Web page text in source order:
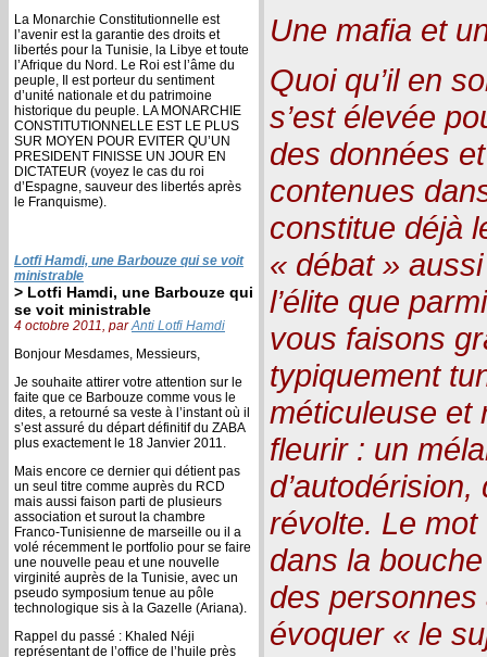
La Monarchie Constitutionnelle est
l’avenir est la garantie des droits et
libertés pour la Tunisie, la Libye et toute
l’Afrique du Nord. Le Roi est l’âme du
peuple, Il est porteur du sentiment
d’unité nationale et du patrimoine
historique du peuple. LA MONARCHIE
CONSTITUTIONNELLE EST LE PLUS
SUR MOYEN POUR EVITER QU’UN
PRESIDENT FINISSE UN JOUR EN
DICTATEUR (voyez le cas du roi
d’Espagne, sauveur des libertés après
le Franquisme).
Lotfi Hamdi, une Barbouze qui se voit
ministrable
> Lotfi Hamdi, une Barbouze qui
se voit ministrable
4 octobre 2011, parAnti Lotfi Hamdi
Bonjour Mesdames, Messieurs,
Je souhaite attirer votre attention sur le
faite que ce Barbouze comme vous le
dites, a retourné sa veste à l’instant où il
s’est assuré du départ définitif du ZABA
plus exactement le 18 Janvier 2011.
Mais encore ce dernier qui détient pas
un seul titre comme auprès du RCD
mais aussi faison parti de plusieurs
association et surout la chambre
Franco-Tunisienne de marseille ou il a
volé récemment le portfolio pour se faire
une nouvelle peau et une nouvelle
virginité auprès de la Tunisie, avec un
pseudo symposium tenue au pôle
technologique sis à la Gazelle (Ariana).
Rappel du passé : Khaled Néji
représentant de l’office de l’huile près
Une mafia et
Quoi qu’il en
s’est élevée
des données
contenues
constitue déjà
« débat »
l’élite que
vous faisons
typiquement
méticuleuse et
fleurir : un
révolte. Le
dans la
des
évoquer « le